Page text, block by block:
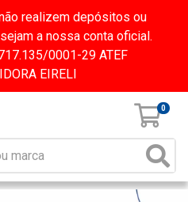
realizem depósitos ou
a nossa conta oficial.
0001-29 ATEF
EIRELI
0